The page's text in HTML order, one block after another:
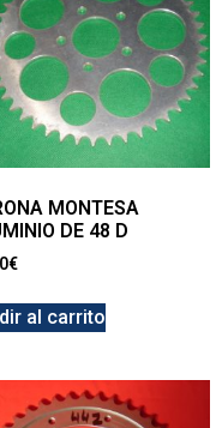
MONTESA
DE 48 D
€
al carrito